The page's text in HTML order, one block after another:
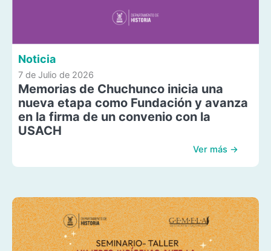
Noticia
7 de Julio de 2026
Memorias de Chuchunco inicia una
nueva etapa como Fundación y avanza
en la firma de un convenio con la
USACH
Ver más →